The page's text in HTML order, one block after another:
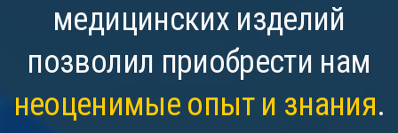
медицинских изделий
позволил приобрести нам
неоценимые опыт и знания.